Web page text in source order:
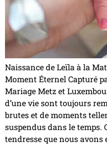
Naissance de Leïla à la
Moment Éternel Capturé
Mariage Metz et
d’une vie sont toujours
brutes et de moments
suspendus dans le temps.
tendresse que nous avons